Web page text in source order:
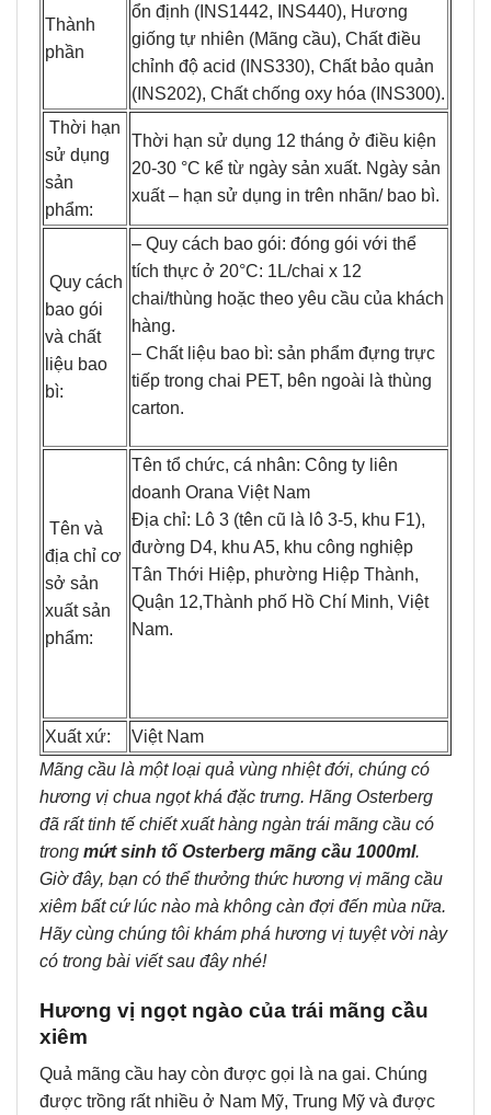
Thành
phần
ổn định (INS1442, INS440), Hương
giống tự nhiên (Mãng cầu), Chất điều
chỉnh độ acid (INS330), Chất bảo quản
(INS202), Chất chống oxy hóa (INS300).
Thời hạn
sử dụng
sản
phẩm:
Thời hạn sử dụng 12 tháng ở điều kiện
20-30 °C kể từ ngày sản xuất. Ngày sản
xuất – hạn sử dụng in trên nhãn/ bao bì.
Quy cách
bao gói
và chất
liệu bao
bì:
– Quy cách bao gói: đóng gói với thể
tích thực ở 20°C: 1L/chai x 12
chai/thùng hoặc theo yêu cầu của khách
hàng.
– Chất liệu bao bì: sản phẩm đựng trực
tiếp trong chai PET, bên ngoài là thùng
carton.
Tên và
địa chỉ cơ
sở sản
xuất sản
phẩm:
Tên tổ chức, cá nhân: Công ty liên
doanh Orana Việt Nam
Địa chỉ: Lô 3 (tên cũ là lô 3-5, khu F1),
đường D4, khu A5, khu công nghiệp
Tân Thới Hiệp, phường Hiệp Thành,
Quận 12,Thành phố Hồ Chí Minh, Việt
Nam.
Xuất xứ:
Việt Nam
Mãng cầu là một loại quả vùng nhiệt đới, chúng có
hương vị chua ngọt khá đặc trưng. Hãng Osterberg
đã rất tinh tế chiết xuất hàng ngàn trái mãng cầu có
trong mứt sinh tố Osterberg mãng cầu 1000ml.
Giờ đây, bạn có thể thưởng thức hương vị mãng cầu
xiêm bất cứ lúc nào mà không càn đợi đến mùa nữa.
Hãy cùng chúng tôi khám phá hương vị tuyệt vời này
có trong bài viết sau đây nhé!
Hương vị ngọt ngào của trái mãng cầu
xiêm
Quả mãng cầu hay còn được gọi là na gai. Chúng
được trồng rất nhiều ở Nam Mỹ, Trung Mỹ và được